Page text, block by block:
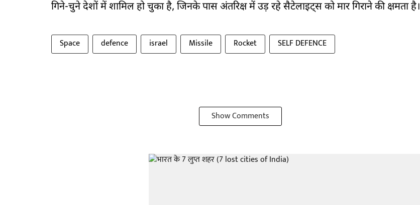
गिने-चुने देशों में शामिल हो चुका है, जिनके पास अंतरिक्ष में उड़ रहे सैटेलाइट्स को मार गिराने की क्षमता है।
Space defence israel Missile Rocket SELF DEFENCE
Show Comments